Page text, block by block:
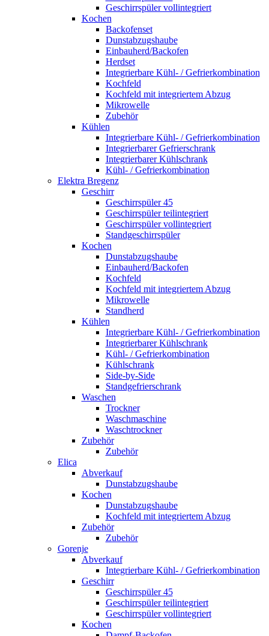
Geschirrspüler vollintegriert
Kochen
Backofenset
Dunstabzugshaube
Einbauherd/Backofen
Herdset
Integrierbare Kühl- / Gefrierkombination
Kochfeld
Kochfeld mit integriertem Abzug
Mikrowelle
Zubehör
Kühlen
Integrierbare Kühl- / Gefrierkombination
Integrierbarer Gefrierschrank
Integrierbarer Kühlschrank
Kühl- / Gefrierkombination
Elektra Bregenz
Geschirr
Geschirrspüler 45
Geschirrspüler teilintegriert
Geschirrspüler vollintegriert
Standgeschirrspüler
Kochen
Dunstabzugshaube
Einbauherd/Backofen
Kochfeld
Kochfeld mit integriertem Abzug
Mikrowelle
Standherd
Kühlen
Integrierbare Kühl- / Gefrierkombination
Integrierbarer Kühlschrank
Kühl- / Gefrierkombination
Kühlschrank
Side-by-Side
Standgefrierschrank
Waschen
Trockner
Waschmaschine
Waschtrockner
Zubehör
Zubehör
Elica
Abverkauf
Dunstabzugshaube
Kochen
Dunstabzugshaube
Kochfeld mit integriertem Abzug
Zubehör
Zubehör
Gorenje
Abverkauf
Integrierbare Kühl- / Gefrierkombination
Geschirr
Geschirrspüler 45
Geschirrspüler teilintegriert
Geschirrspüler vollintegriert
Kochen